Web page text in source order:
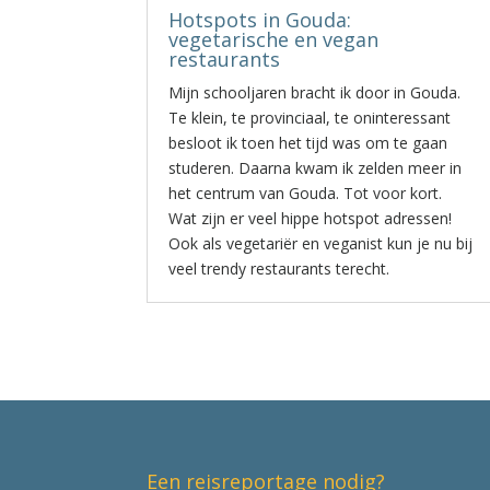
Hotspots in Gouda:
vegetarische en vegan
restaurants
Mijn schooljaren bracht ik door in Gouda.
Te klein, te provinciaal, te oninteressant
besloot ik toen het tijd was om te gaan
studeren. Daarna kwam ik zelden meer in
het centrum van Gouda. Tot voor kort.
Wat zijn er veel hippe hotspot adressen!
Ook als vegetariër en veganist kun je nu bij
veel trendy restaurants terecht.
Een reisreportage nodig?